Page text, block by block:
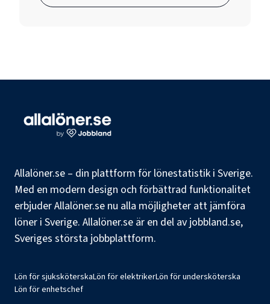
Allalöner.se – din plattform för lönestatistik i Sverige.
Med en modern design och förbättrad funktionalitet
erbjuder Allalöner.se nu alla möjligheter att jämföra
löner i Sverige. Allalöner.se är en del av jobbland.se,
Sveriges största jobbplattform.
Lön för sjuksköterskaLön för elektrikerLön för undersköterska
Lön för enhetschef